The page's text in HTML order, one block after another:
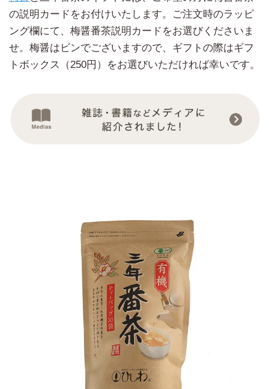
の説明カードをお付けいたします。ご注文時のラッピ
ング欄にて、梅醤番茶説明カードをお選びくださいま
せ。梅醤はビンでございますので、ギフトの際はギフ
トボックス（250円）をお選びいただければ幸いです。